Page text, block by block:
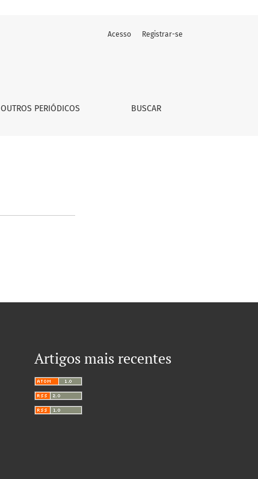
OUTROS PERIÓDICOS BUSCAR
Acesso Registrar-se
Artigos mais recentes